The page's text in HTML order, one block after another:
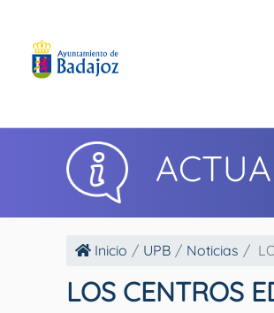
Inicio UPB Noticias
LOS CENTROS